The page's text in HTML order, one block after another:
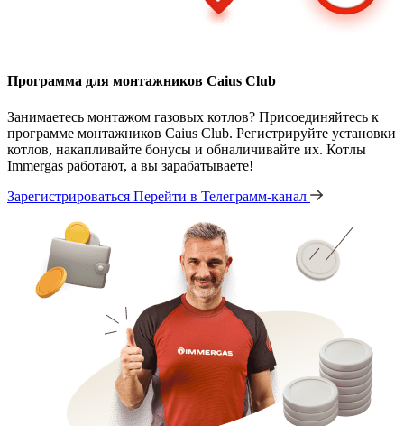
Программа для монтажников Caius Club
Занимаетесь монтажом газовых котлов? Присоединяйтесь к
программе монтажников Caius Club. Регистрируйте установки
котлов, накапливайте бонусы и обналичивайте их. Котлы
Immergas работают, а вы зарабатываете!
Зарегистрироваться Перейти в Телеграмм-канал